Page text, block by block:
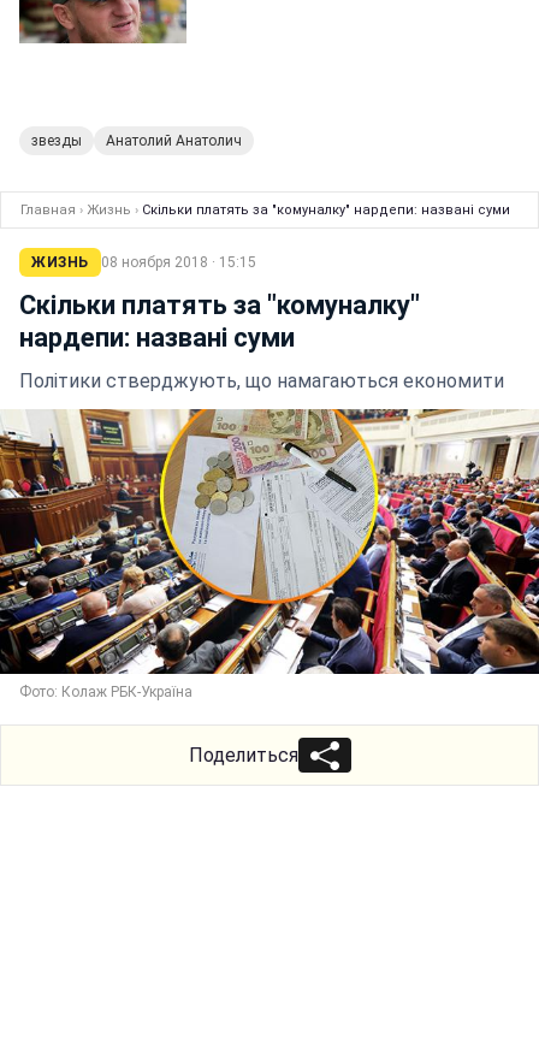
звезды Анатолий Анатолич
Главная › Жизнь › Скільки платять за "комуналку" нардепи: названі суми
ЖИЗНЬ 08 ноября 2018 · 15:15
Скільки платять за "комуналку"
нардепи: названі суми
Політики стверджують, що намагаються економити
Фото: Колаж РБК-Україна
Поделиться